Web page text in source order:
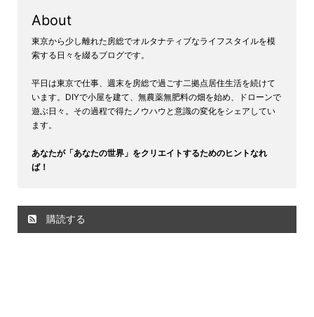
About
東京から少し離れた房総でオルタナティブなライフスタイルを模
索する日々を綴るブログです。
平日は東京で仕事、週末を房総で過ごす二拠点居住生活を続けて
います。DIYで小屋を建て、無農薬無肥料の畑を始め、ドローンで
遊ぶ日々。その過程で得たノウハウと意識の変化をシェアしてい
ます。
あなたが「あなたの世界」をクリエイトするためのヒントなれ
ば！
購読する